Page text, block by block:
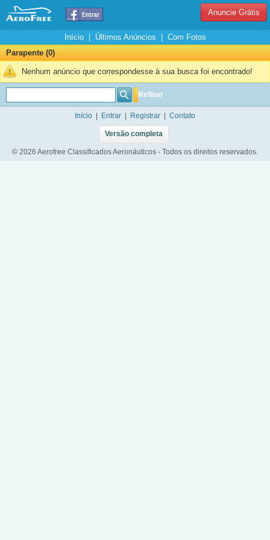
Anuncie Grátis
Início| Últimos Anúncios
Com Fotos
Parapente (0)
Nenhum anúncio que correspondesse à sua busca foi encontrado!
Refinar
Início Entrar Registrar Contato
Versão completa
© 2026 Aerofree Classificados Aeronáuticos - Todos os direitos reservados.